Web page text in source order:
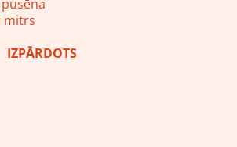
mitrs
IZPĀRDOTS